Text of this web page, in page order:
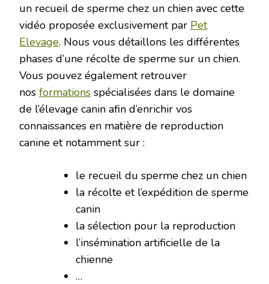
un recueil de sperme chez un chien avec cette
vidéo proposée exclusivement par Pet
Elevage. Nous vous détaillons les différentes
phases d’une récolte de sperme sur un chien.
Vous pouvez également retrouver
nos formations spécialisées dans le domaine
de l’élevage canin afin d’enrichir vos
connaissances en matière de reproduction
canine et notamment sur :
le recueil du sperme chez un chien
la récolte et l’expédition de sperme
canin
la sélection pour la reproduction
l’insémination artificielle de la
chienne
…